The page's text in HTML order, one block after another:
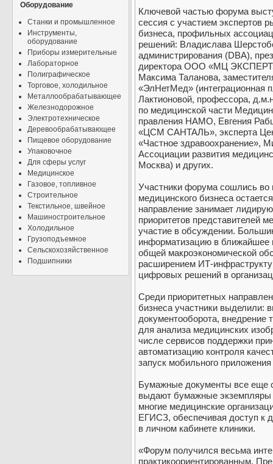
Оборудование
Станки и промышленное
Инструменты,
оборудование
Приборы измерительные
Лабораторное
Полиграфическое
Торговое, холодильное
Металлообрабатывающее
Железнодорожное
Электротехническое
Деревообрабатывающее
Пищевое оборудование
Упаковочное
Для сферы услуг
Медицинское
Газовое, топливное
Строительное
Текстильное, швейное
Машиностроительное
Холодильное
Грузоподъемное
Сельскохозяйственное
Подшипники
Ключевой частью форума
сессия с участием экспертов
бизнеса, профильных
решений: Владислава
администрирования (DBA),
директора ООО «МЦ
Максима Таланова,
«ЭлНетМед»
Лактионовой, профессора,
по медицинской части
правления НАМО, Евгения
«ЦСМ САНТАЛЬ», эксперта
«Частное здравоохранение»,
Ассоциации развития
Москва) и других.
Участники форума сошлись во
медицинского бизнеса
направление занимает
приоритетов представителей
участие в обсуждении.
информатизацию в ближайшее
общей макроэкономической
расширением ИТ-
цифровых решений в
Среди приоритетных
бизнеса участники выделили:
документооборота, внедрение
для анализа медицинских
числе сервисов поддержки
автоматизацию контроля
запуск мобильного приложения
Бумажные документы все еще
выдают бумажные экземпляры
многие медицинские
ЕГИСЗ, обеспечивая доступ к
в личном кабинете клиники.
«Форум получился весьма
практикоориентированным.